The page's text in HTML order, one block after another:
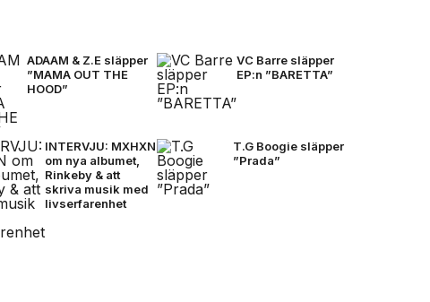
ADAAM & Z.E släpper
”MAMA OUT THE
HOOD”
VC Barre släpper
EP:n ”BARETTA”
INTERVJU: MXHXN
om nya albumet,
Rinkeby & att
skriva musik med
livserfarenhet
T.G Boogie släpper
”Prada”